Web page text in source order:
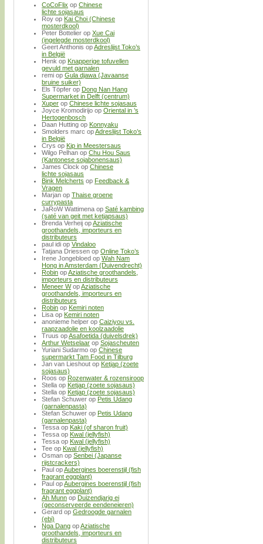
CoCoFlix op Chinese
lichte sojasaus
Roy op Kai Choi (Chinese
mosterdkool)
Peter Bottelier op Xue Cai
(ingelegde mosterdkool)
Geert Anthonis opAdreslijst Toko’s
in België
Henk op Knapperige tofuvellen
gevuld met garnalen
remi op Gula djawa (Javaanse
bruine suiker)
Els Töpfer op Dong Nan Hang
Supermarket in Delft (centrum)
Xuper op Chinese lichte sojasaus
Joyce Kromodirijo op Oriental in ’s
Hertogenbosch
Daan Hutting op Konnyaku
Smolders marc opAdreslijst Toko’s
in België
Crys op Kip in Meestersaus
Wilgo Pelhan op Chu Hou Saus
(Kantonese sojabonensaus)
James Clock op Chinese
lichte sojasaus
Bink Melcherts op Feedback &
Vragen
Marjan op Thaise groene
currypasta
JaRoW Wattimena op Saté kambing
(saté van geit met ketjapsaus)
Brenda Verheij opAziatische
groothandels, importeurs en
distributeurs
paul idi op Vindaloo
Tatjana Driessen op Online Toko’s
Irene Jongebloed op Wah Nam
Hong in Amsterdam (Duivendrecht)
Robin opAziatische groothandels,
importeurs en distributeurs
Meneer WopAziatische
groothandels, importeurs en
distributeurs
Robin op Kemiri noten
Lisa op Kemiri noten
anonieme helper op Caiziyou vs.
raapzaadolie en koolzaadolie
Truus opAsafoetida (duivelsdrek)
Arthur Wetselaar op Sojascheuten
Yuriani Sudarmo op Chinese
supermarkt Tam Food in Tilburg
Jan van Lieshout op Ketjap (zoete
sojasaus)
Roos op Rozenwater & rozensiroop
Stella op Ketjap (zoete sojasaus)
Stella op Ketjap (zoete sojasaus)
Stefan Schuwer op Petis Udang
(garnalenpasta)
Stefan Schuwer op Petis Udang
(garnalenpasta)
Tessa op Kaki (of sharon fruit)
Tessa op Kwal (jellyfish)
Tessa op Kwal (jellyfish)
Tee op Kwal (jellyfish)
Osman op Senbei (Japanse
rijstcrackers)
Paul opAubergines boerenstijl (fish
fragrant eggplant)
Paul opAubergines boerenstijl (fish
fragrant eggplant)
Ah Munn op Duizendjarig ei
(geconserveerde eendeneieren)
Gerard op Gedroogde garnalen
(ebi)
Nga Dang opAziatische
groothandels, importeurs en
distributeurs